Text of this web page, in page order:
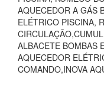
AQUECEDOR A GÁS
ELÉTRICO PISCINA,
ALBACETE BOMBAS
AQUECEDOR
COMANDO,INOVA